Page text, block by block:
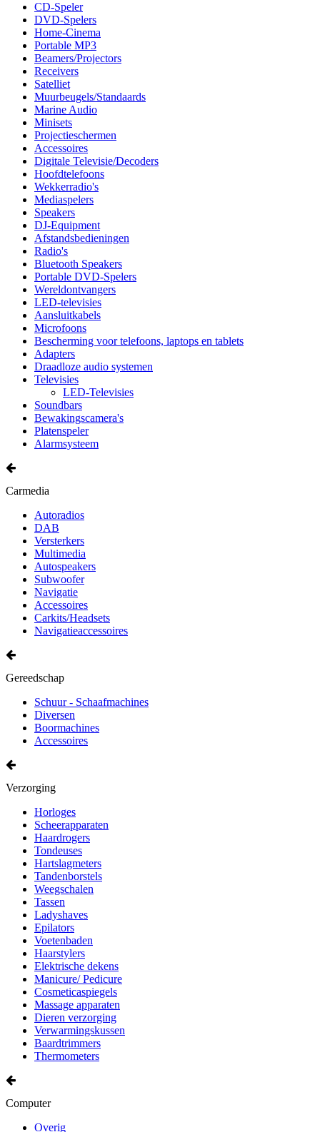
CD-Speler
DVD-Spelers
Home-Cinema
Portable MP3
Beamers/Projectors
Receivers
Satelliet
Muurbeugels/Standaards
Marine Audio
Minisets
Projectieschermen
Accessoires
Digitale Televisie/Decoders
Hoofdtelefoons
Wekkerradio's
Mediaspelers
Speakers
DJ-Equipment
Afstandsbedieningen
Radio's
Bluetooth Speakers
Portable DVD-Spelers
Wereldontvangers
LED-televisies
Aansluitkabels
Microfoons
Bescherming voor telefoons, laptops en tablets
Adapters
Draadloze audio systemen
Televisies
LED-Televisies
Soundbars
Bewakingscamera's
Platenspeler
Alarmsysteem
Carmedia
Autoradios
DAB
Versterkers
Multimedia
Autospeakers
Subwoofer
Navigatie
Accessoires
Carkits/Headsets
Navigatieaccessoires
Gereedschap
Schuur - Schaafmachines
Diversen
Boormachines
Accessoires
Verzorging
Horloges
Scheerapparaten
Haardrogers
Tondeuses
Hartslagmeters
Tandenborstels
Weegschalen
Tassen
Ladyshaves
Epilators
Voetenbaden
Haarstylers
Elektrische dekens
Manicure/ Pedicure
Cosmeticaspiegels
Massage apparaten
Dieren verzorging
Verwarmingskussen
Baardtrimmers
Thermometers
Computer
Overig